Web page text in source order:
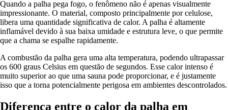
Quando a palha pega fogo, o fenômeno não é apenas visualmente
impressionante. O material, composto principalmente por celulose,
libera uma quantidade significativa de calor. A palha é altamente
inflamável devido à sua baixa umidade e estrutura leve, o que permite
que a chama se espalhe rapidamente.
A combustão da palha gera uma alta temperatura, podendo ultrapassar
os 600 graus Celsius em questão de segundos. Esse calor intenso é
muito superior ao que uma sauna pode proporcionar, e é justamente
isso que a torna potencialmente perigosa em ambientes descontrolados.
Diferença entre o calor da palha em